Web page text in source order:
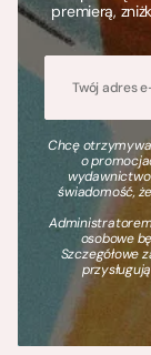
premierą,
Chcę
o
wydawnictwo
świadomość,
Administratorem
osobowe
Szczegółowe